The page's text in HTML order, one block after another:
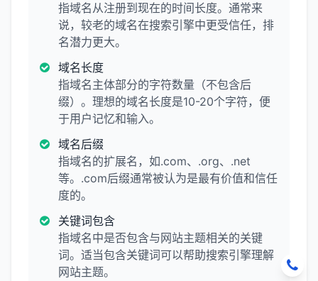
指域名从注册到现在的时间长度。通常来
说，较老的域名在搜索引擎中更受信任，排
名潜力更大。
域名长度
指域名主体部分的字符数量（不包含后
缀）。理想的域名长度是10-20个字符，便
于用户记忆和输入。
域名后缀
指域名的扩展名，如.com、.org、.net
等。.com后缀通常被认为是最有价值和信任
度的。
关键词包含
指域名中是否包含与网站主题相关的关键
词。适当包含关键词可以帮助搜索引擎理解
网站主题。